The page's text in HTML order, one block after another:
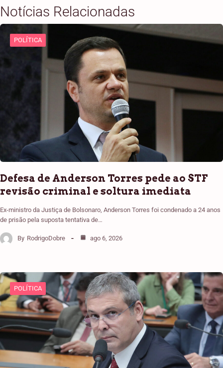
Notícias Relacionadas
POLÍTICA
Defesa de Anderson Torres pede ao STF
revisão criminal e soltura imediata
Ex-ministro da Justiça de Bolsonaro, Anderson Torres foi condenado a 24 anos
de prisão pela suposta tentativa de…
By RodrigoDobre ago 6, 2026
POLÍTICA